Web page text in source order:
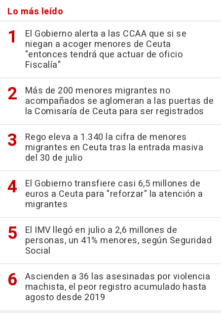
Lo más leído
El Gobierno alerta a las CCAA que si se
niegan a acoger menores de Ceuta
"entonces tendrá que actuar de oficio
Fiscalía"
Más de 200 menores migrantes no
acompañados se aglomeran a las puertas de
la Comisaría de Ceuta para ser registrados
Rego eleva a 1.340 la cifra de menores
migrantes en Ceuta tras la entrada masiva
del 30 de julio
El Gobierno transfiere casi 6,5 millones de
euros a Ceuta para "reforzar" la atención a
migrantes
El IMV llegó en julio a 2,6 millones de
personas, un 41% menores, según Seguridad
Social
Ascienden a 36 las asesinadas por violencia
machista, el peor registro acumulado hasta
agosto desde 2019